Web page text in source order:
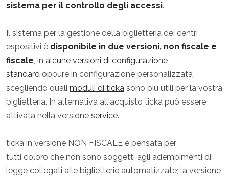
sistema per il controllo degli accessi.
Il sistema per la gestione della biglietteria dei centri
espositivi è disponibile in due versioni, non fiscale e
fiscale, in alcune versioni di configurazione
standard oppure in configurazione personalizzata
scegliendo quali moduli di ticka sono più utili per la vostra
biglietteria. In alternativa all'acquisto ticka può essere
attivata nella versione service.
ticka in versione NON FISCALE è pensata per
tutti coloro che non sono soggetti agli adempimenti di
legge collegati alle biglietterie automatizzate; la versione